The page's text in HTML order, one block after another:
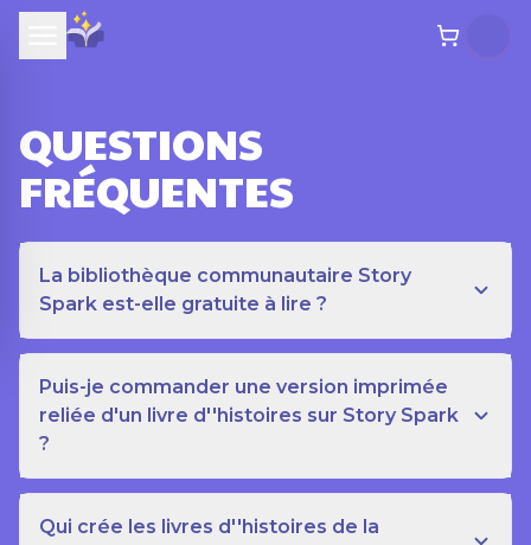
QUESTIONS
FRÉQUENTES
La bibliothèque communautaire Story
Spark est-elle gratuite à lire ?
Puis-je commander une version imprimée
reliée d'un livre d''histoires sur Story Spark
?
Qui crée les livres d''histoires de la